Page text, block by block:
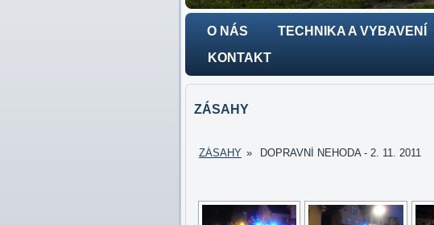
O NÁS TECHNIKA A VYBAVENÍ
KONTAKT
ZÁSAHY
ZÁSAHY » DOPRAVNÍ NEHODA - 2. 11. 2011